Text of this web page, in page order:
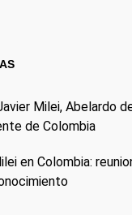
Milei, Abelardo
de Colombia
en Colombia: